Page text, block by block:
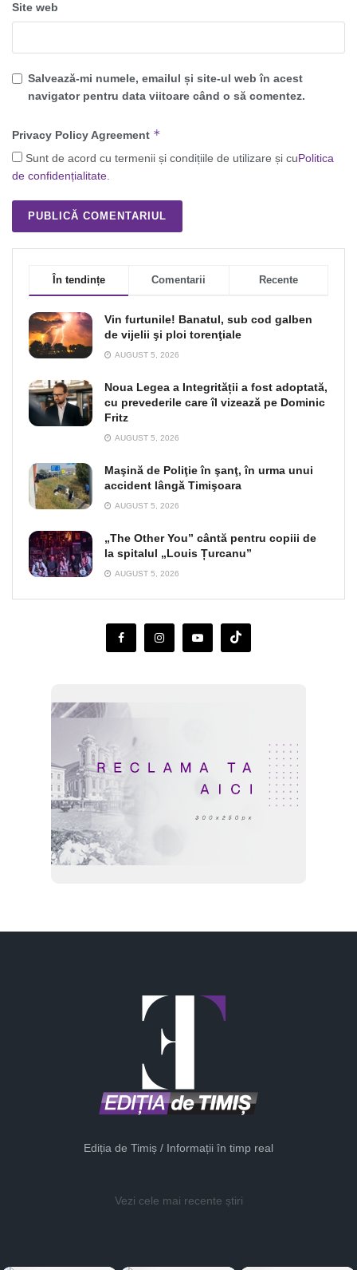
Site web
Salvează-mi numele, emailul și site-ul web în acest
navigator pentru data viitoare când o să comentez.
Privacy Policy Agreement *
Sunt de acord cu termenii și condițiile de utilizare și cuPolitica
de confidențialitate.
În tendințe Comentarii Recente
Vin furtunile! Banatul, sub cod galben
de vijelii şi ploi torenţiale
AUGUST 5, 2026
Noua Legea a Integrității a fost adoptată,
cu prevederile care îl vizează pe Dominic
Fritz
AUGUST 5, 2026
Maşină de Poliţie în şanţ, în urma unui
accident lângă Timişoara
AUGUST 5, 2026
„The Other You” cântă pentru copiii de
la spitalul „Louis Țurcanu”
AUGUST 5, 2026
Ediția de Timiș / Informații în timp real
Vezi cele mai recente știri